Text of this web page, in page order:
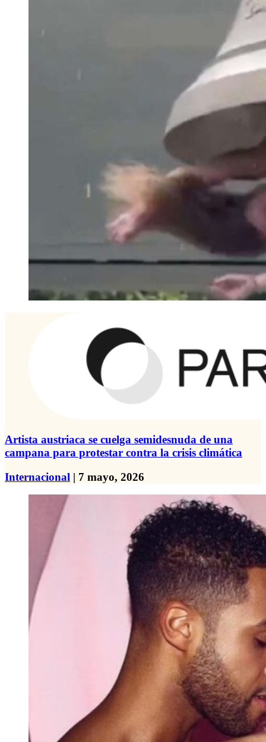
Artista austriaca se cuelga semidesnuda de una
campana para protestar contra la crisis climática
Internacional | 7 mayo, 2026